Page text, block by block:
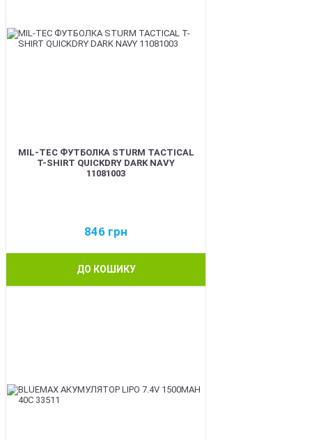
MIL-TEC ФУТБОЛКА STURM TACTICAL
T-SHIRT QUICKDRY DARK NAVY
11081003
846 грн
ДО КОШИКУ